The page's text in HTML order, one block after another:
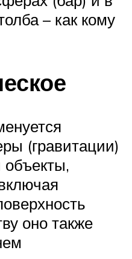
– как кому
(гравитации)
оно также